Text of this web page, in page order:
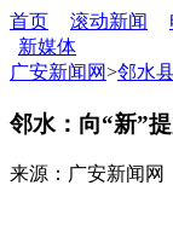
首页 滚动新闻
新媒体
广安新闻网>邻水
邻水：向“新”
来源：广安新闻网